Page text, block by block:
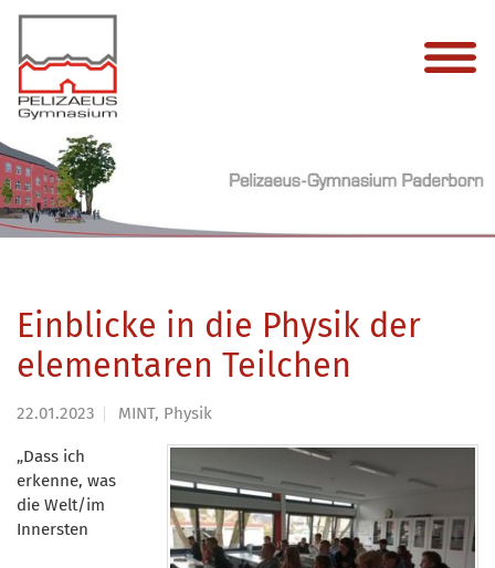
Einblicke in die Physik der
elementaren Teilchen
22.01.2023 MINT, Physik
„Dass ich
erkenne, was
die Welt/im
Innersten